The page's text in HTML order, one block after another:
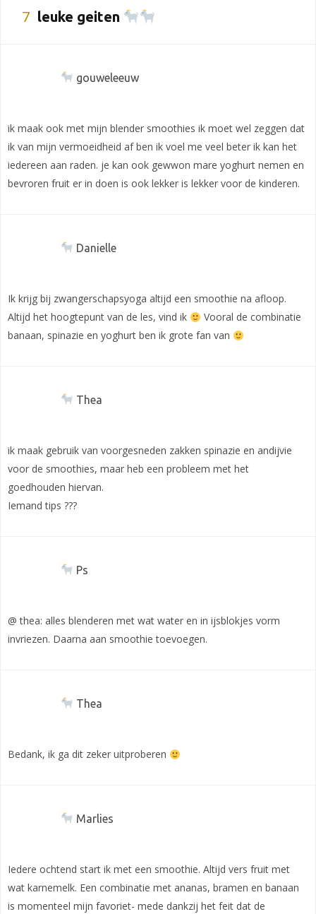
7 leuke geiten
gouweleeuw
ik maak ook met mijn blender smoothies ik moet wel zeggen dat
ik van mijn vermoeidheid af ben ik voel me veel beter ik kan het
iedereen aan raden. je kan ook gewwon mare yoghurt nemen en
bevroren fruit er in doen is ook lekker is lekker voor de kinderen.
Danielle
Ik krijg bij zwangerschapsyoga altijd een smoothie na afloop.
Altijd het hoogtepunt van de les, vind ik
Vooral de combinatie
banaan, spinazie en yoghurt ben ik grote fan van
Thea
ik maak gebruik van voorgesneden zakken spinazie en andijvie
voor de smoothies, maar heb een probleem met het
goedhouden hiervan.
Iemand tips ???
Ps
@ thea: alles blenderen met wat water en in ijsblokjes vorm
invriezen. Daarna aan smoothie toevoegen.
Thea
Bedank, ik ga dit zeker uitproberen
Marlies
Iedere ochtend start ik met een smoothie. Altijd vers fruit met
wat karnemelk. Een combinatie met ananas, bramen en banaan
is momenteel mijn favoriet- mede dankzij het feit dat de